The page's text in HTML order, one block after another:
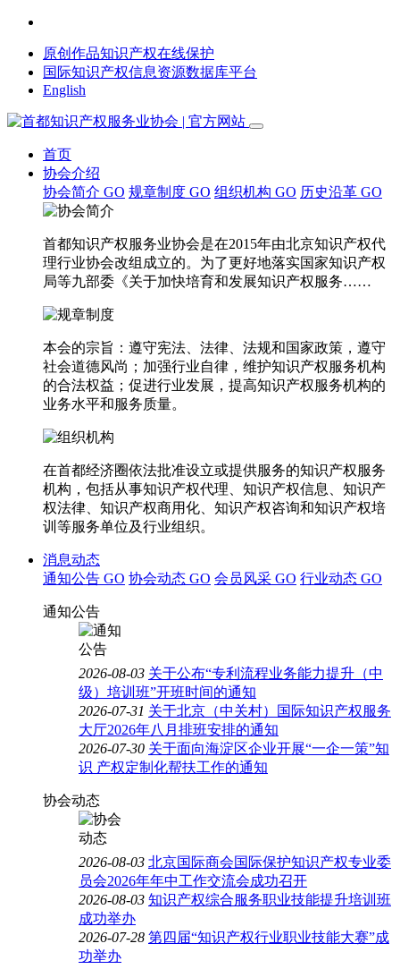
原创作品知识产权在线保护
国际知识产权信息资源数据库平台
English
首页
协会介绍
协会简介 GO 规章制度 GO 组织机构 GO 历史沿革 GO
首都知识产权服务业协会是在2015年由北京知识产权代
理行业协会改组成立的。为了更好地落实国家知识产权
局等九部委《关于加快培育和发展知识产权服务……
本会的宗旨：遵守宪法、法律、法规和国家政策，遵守
社会道德风尚；加强行业自律，维护知识产权服务机构
的合法权益；促进行业发展，提高知识产权服务机构的
业务水平和服务质量。
在首都经济圈依法批准设立或提供服务的知识产权服务
机构，包括从事知识产权代理、知识产权信息、知识产
权法律、知识产权商用化、知识产权咨询和知识产权培
训等服务单位及行业组织。
消息动态
通知公告 GO 协会动态 GO 会员风采 GO 行业动态 GO
通知公告
2026-08-03 关于公布“专利流程业务能力提升（中
级）培训班”开班时间的通知
2026-07-31 关于北京（中关村）国际知识产权服务
大厅2026年八月排班安排的通知
2026-07-30 关于面向海淀区企业开展“一企一策”知
识 产权定制化帮扶工作的通知
协会动态
2026-08-03 北京国际商会国际保护知识产权专业委
员会2026年年中工作交流会成功召开
2026-08-03 知识产权综合服务职业技能提升培训班
成功举办
2026-07-28 第四届“知识产权行业职业技能大赛”成
功举办